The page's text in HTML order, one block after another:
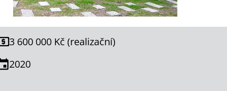
3 600 000 Kč (realizační)
2020